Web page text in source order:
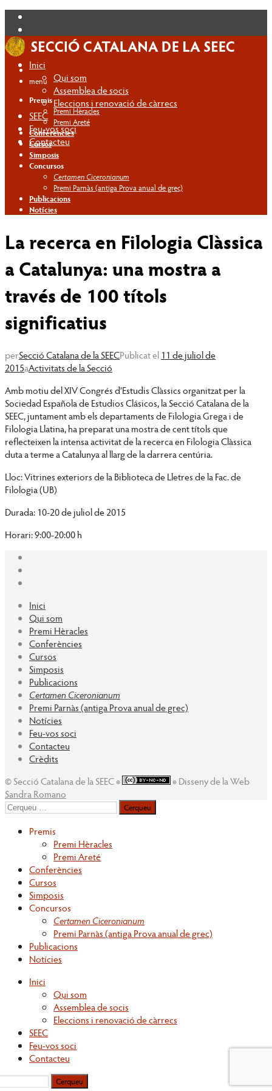
Inici
Qui som
Assemblea de socis
Eleccions i renovació de càrrecs
SEEC
Feu-vos soci
Contacteu
menú
Premis
Premi Hèracles
Premi Areté
Conferències
Cursos
Simposis
Concursos
Certamen Ciceronianum
Premi Parnàs (antiga Prova anual de grec)
Publicacions
Notícies
La recerca en Filologia Clàssica
a Catalunya: una mostra a
través de 100 títols
significatius
perSecció Catalana de la SEECPublicat el 11 de juliol de
2015aActivitats de la Secció
Amb motiu del XIV Congrés d’Estudis Clàssics organitzat per la
Sociedad Española de Estudios Clásicos, la Secció Catalana de la
SEEC, juntament amb els departaments de Filologia Grega i de
Filologia Llatina, ha preparat una mostra de cent títols que
reflecteixen la intensa activitat de la recerca en Filologia Clàssica
duta a terme a Catalunya al llarg de la darrera centúria.
Lloc: Vitrines exteriors de la Biblioteca de Lletres de la Fac. de
Filologia (UB)
Durada: 10-20 de juliol de 2015
Horari: 9:00-20:00 h
Inici
Qui som
Premi Hèracles
Conferències
Cursos
Simposis
Publicacions
Certamen Ciceronianum
Premi Parnàs (antiga Prova anual de grec)
Notícies
Feu-vos soci
Contacteu
Crèdits
© Secció Catalana de la SEEC ◉
◉ Disseny de la Web
Sandra Romano
Cerqueu
Premis
Premi Hèracles
Premi Areté
Conferències
Cursos
Simposis
Concursos
Certamen Ciceronianum
Premi Parnàs (antiga Prova anual de grec)
Publicacions
Notícies
Inici
Qui som
Assemblea de socis
Eleccions i renovació de càrrecs
SEEC
Feu-vos soci
Contacteu